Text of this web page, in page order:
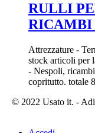
RULLI
RICAMBI
Attrezzature -
stock articoli per
- Nespoli,
copritutto. totale
© 2022 Usato it. -